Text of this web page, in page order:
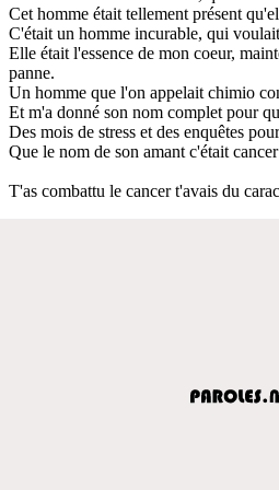
Cet homme était tellement présent
C'était un homme incurable, qui
Elle était l'essence de mon coeur,
panne.
Un homme que l'on appelait chimio
Et m'a donné son nom complet pour
Des mois de stress et des enquêtes
Que le nom de son amant c'était
T'as combattu le cancer t'avais du